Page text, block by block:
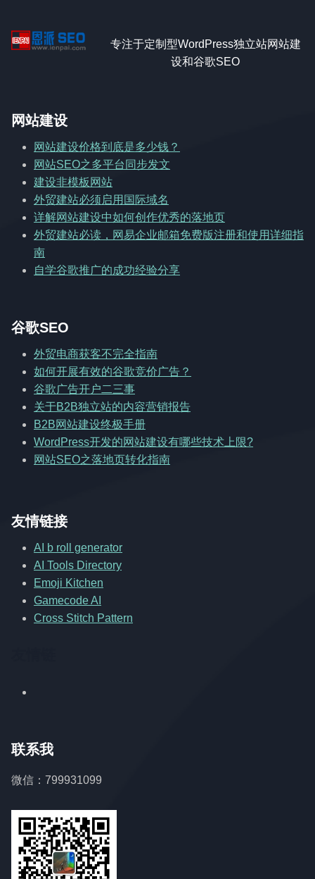
专注于定制型WordPress独立站网站建
设和谷歌SEO
网站建设
网站建设价格到底是多少钱？
网站SEO之多平台同步发文
建设非模板网站
外贸建站必须启用国际域名
详解网站建设中如何创作优秀的落地页
外贸建站必读，网易企业邮箱免费版注册和使用详细指
南
自学谷歌推广的成功经验分享
谷歌SEO
外贸电商获客不完全指南
如何开展有效的谷歌竞价广告？
谷歌广告开户二三事
关于B2B独立站的内容营销报告
B2B网站建设终极手册
WordPress开发的网站建设有哪些技术上限?
网站SEO之落地页转化指南
友情链接
AI b roll generator
AI Tools Directory
Emoji Kitchen
Gamecode AI
Cross Stitch Pattern
联系我
微信：799931099